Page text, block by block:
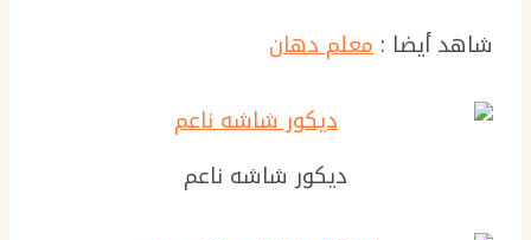
شاهد أيضا : معلم دهان
ديكور شاشه ناعم